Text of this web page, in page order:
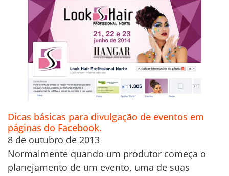
Dicas básicas para divulgação de eventos em
páginas do Facebook.
8 de outubro de 2013
Normalmente quando um produtor começa o
planejamento de um evento, uma de suas